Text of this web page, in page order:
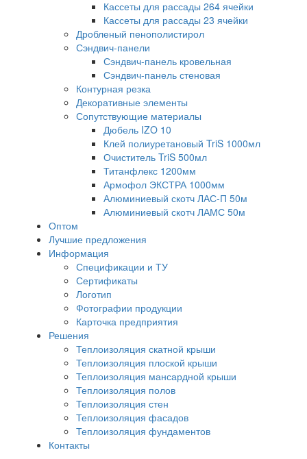
Кассеты для рассады 264 ячейки
Кассеты для рассады 23 ячейки
Дробленый пенополистирол
Сэндвич-панели
Сэндвич-панель кровельная
Сэндвич-панель стеновая
Контурная резка
Декоративные элементы
Сопутствующие материалы
Дюбель IZO 10
Клей полиуретановый TriS 1000мл
Очиститель TriS 500мл
Титанфлекс 1200мм
Армофол ЭКСТРА 1000мм
Алюминиевый скотч ЛАС-П 50м
Алюминиевый скотч ЛАМС 50м
Оптом
Лучшие предложения
Информация
Спецификации и ТУ
Сертификаты
Логотип
Фотографии продукции
Карточка предприятия
Решения
Теплоизоляция скатной крыши
Теплоизоляция плоской крыши
Теплоизоляция мансардной крыши
Теплоизоляция полов
Теплоизоляция стен
Теплоизоляция фасадов
Теплоизоляция фундаментов
Контакты